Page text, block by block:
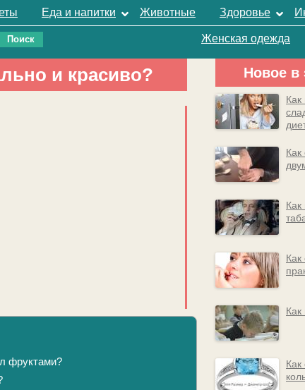
Еда и напитки Животные Здоровье
Женская одежда
и красиво?
фруктами?
Новое в
Как
Как
Как
Как
Как
Как